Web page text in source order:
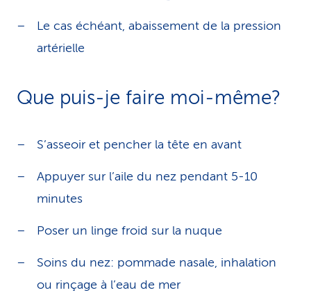
Le cas échéant, abaissement de la pression
artérielle
Que puis-je faire moi-même?
S’asseoir et pencher la tête en avant
Appuyer sur l’aile du nez pendant 5-10
minutes
Poser un linge froid sur la nuque
Soins du nez: pommade nasale, inhalation
ou rinçage à l’eau de mer